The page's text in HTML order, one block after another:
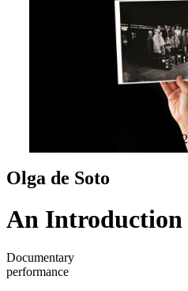
2
Olga de Soto
An Introduction
Documentary
performance